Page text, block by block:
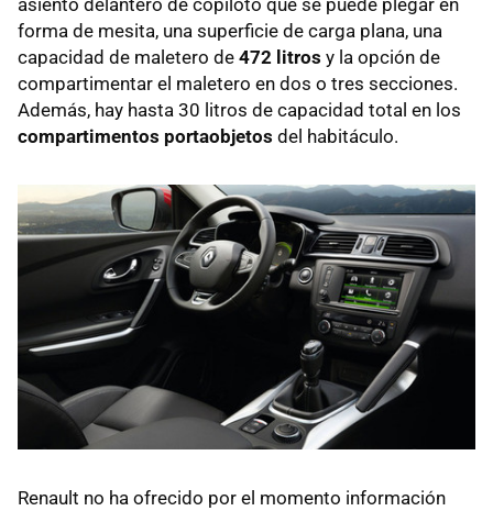
asiento delantero de copiloto que se puede plegar en
forma de mesita, una superficie de carga plana, una
capacidad de maletero de 472 litros y la opción de
compartimentar el maletero en dos o tres secciones.
Además, hay hasta 30 litros de capacidad total en los
compartimentos portaobjetos del habitáculo.
Renault no ha ofrecido por el momento información